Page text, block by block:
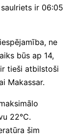
ir 06:05
ne
būs ap 14,
tieši atbilstoši
Makassar.
22°C.
šim